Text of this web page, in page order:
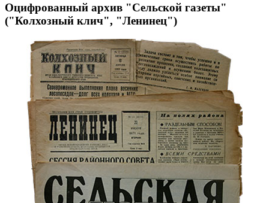
Оцифрованный архив "Сельской газеты"
("Колхозный клич", "Ленинец")